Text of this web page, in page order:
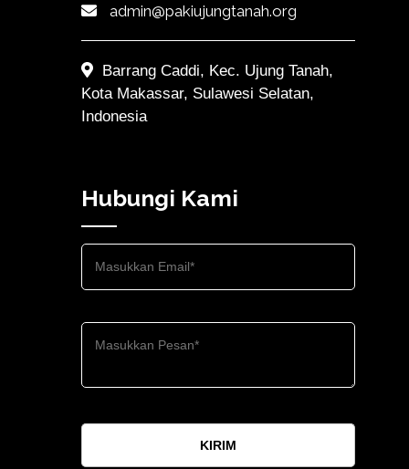
admin@pakiujungtanah.org
Barrang Caddi, Kec. Ujung Tanah,
Kota Makassar, Sulawesi Selatan,
Indonesia
Hubungi Kami
KIRIM